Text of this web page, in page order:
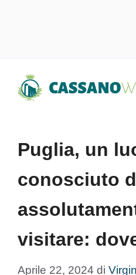
Puglia, un
conosciuto
visitare:
Aprile 22, 2024 di